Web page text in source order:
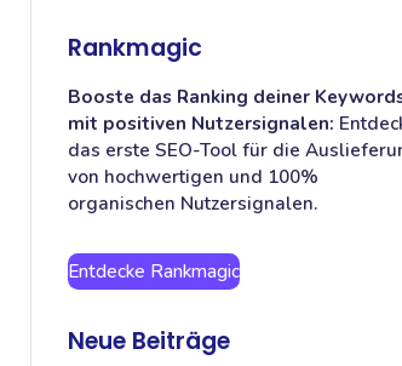
Rankmagic
Booste das Ranking deiner
mit positiven Nutzersignalen:
das erste SEO-Tool für die
von hochwertigen und 100%
organischen Nutzersignalen.
Entdecke Rankmagic
Neue Beiträge